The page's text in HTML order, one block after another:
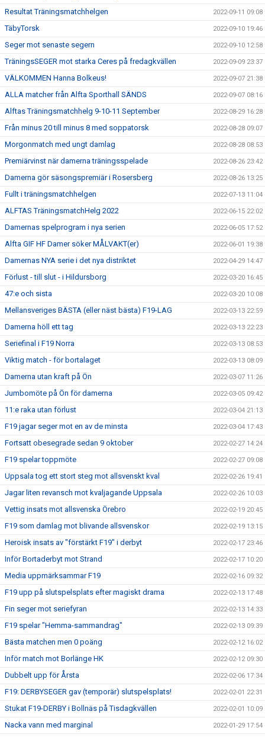
Resultat Träningsmatchhelgen 2022-09-11 09:08
TäbyTorsk 2022-09-10 19:46
Seger mot senaste segern 2022-09-10 12:58
TräningsSEGER mot starka Ceres på fredagkvällen 2022-09-09 23:37
VÄLKOMMEN Hanna Bolkeus! 2022-09-07 21:38
ALLA matcher från Alfta Sporthall SÄNDS 2022-09-07 08:16
Alftas Träningsmatchhelg 9-10-11 September 2022-08-29 16:28
Från minus 20 till minus 8 med soppatorsk 2022-08-28 09:07
Morgonmatch med ungt damlag 2022-08-28 08:53
Premiärvinst när damerna träningsspelade 2022-08-26 23:42
Damerna gör säsongspremiär i Rosersberg 2022-08-26 13:25
Fullt i träningsmatchhelgen 2022-07-13 11:04
ALFTAS TräningsmatchHelg 2022 2022-06-15 22:02
Damernas spelprogram i nya serien 2022-06-05 17:52
Alfta GIF HF Damer söker MÅLVAKT(er) 2022-06-01 19:38
Damernas NYA serie i det nya distriktet 2022-04-29 14:47
Förlust - till slut - i Hildursborg 2022-03-20 16:45
47:e och sista 2022-03-20 10:08
Mellansveriges BÄSTA (eller näst bästa) F19-LAG 2022-03-13 22:59
Damerna höll ett tag 2022-03-13 22:23
Seriefinal i F19 Norra 2022-03-13 08:53
Viktig match - för bortalaget 2022-03-13 08:09
Damerna utan kraft på Ön 2022-03-07 11:26
Jumbomöte på Ön för damerna 2022-03-05 09:42
11:e raka utan förlust 2022-03-04 21:13
F19 jagar seger mot en av de minsta 2022-03-04 17:43
Fortsatt obesegrade sedan 9 oktober 2022-02-27 14:24
F19 spelar toppmöte 2022-02-27 09:08
Uppsala tog ett stort steg mot allsvenskt kval 2022-02-26 19:41
Jagar liten revansch mot kvaljagande Uppsala 2022-02-26 10:03
Vettig insats mot allsvenska Örebro 2022-02-19 20:45
F19 som damlag mot blivande allsvenskor 2022-02-19 13:15
Heroisk insats av "förstärkt F19" i derbyt 2022-02-17 23:46
Inför Bortaderbyt mot Strand 2022-02-17 10:20
Media uppmärksammar F19 2022-02-16 09:32
F19 upp på slutspelsplats efter magiskt drama 2022-02-13 17:48
Fin seger mot seriefyran 2022-02-13 14:33
F19 spelar "Hemma-sammandrag" 2022-02-13 09:39
Bästa matchen men 0 poäng 2022-02-12 16:02
Inför match mot Borlänge HK 2022-02-12 09:30
Dubbelt upp för Årsta 2022-02-06 17:34
F19: DERBYSEGER gav (temporär) slutspelsplats! 2022-02-01 22:31
Stukat F19-DERBY i Bollnäs på Tisdagkvällen 2022-02-01 10:09
Nacka vann med marginal 2022-01-29 17:54